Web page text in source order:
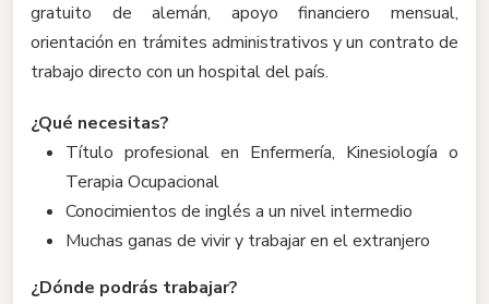
gratuito de alemán, apoyo financiero mensual,
orientación en trámites administrativos y un contrato de
trabajo directo con un hospital del país.
¿Qué necesitas?
Título profesional en Enfermería, Kinesiología o
Terapia Ocupacional
Conocimientos de inglés a un nivel intermedio
Muchas ganas de vivir y trabajar en el extranjero
¿Dónde podrás trabajar?